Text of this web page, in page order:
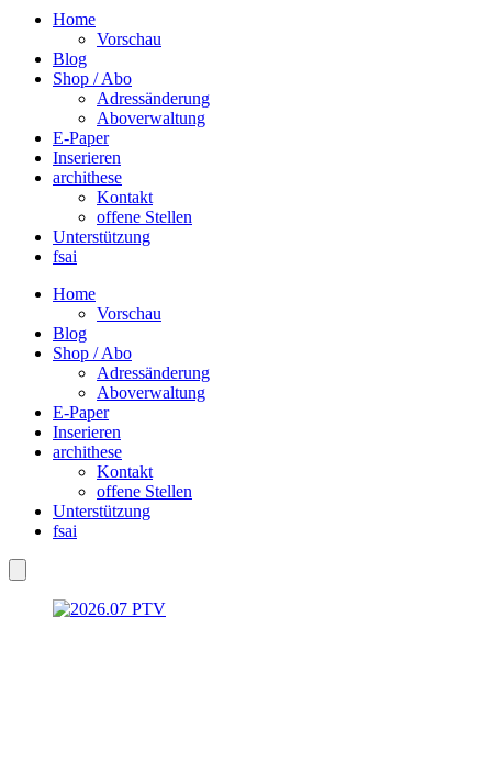
Home
Vorschau
Blog
Shop / Abo
Adressänderung
Aboverwaltung
E-Paper
Inserieren
archithese
Kontakt
offene Stellen
Unterstützung
fsai
Home
Vorschau
Blog
Shop / Abo
Adressänderung
Aboverwaltung
E-Paper
Inserieren
archithese
Kontakt
offene Stellen
Unterstützung
fsai